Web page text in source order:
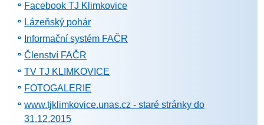
Facebook TJ Klimkovice
Lázeňský pohár
Informační systém FAČR
Členství FAČR
TV TJ KLIMKOVICE
FOTOGALERIE
www.tjklimkovice.unas.cz - staré stránky do
31.12.2015